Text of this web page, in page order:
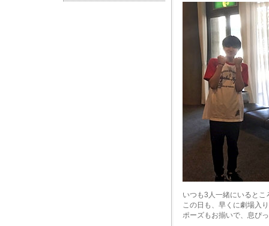
いつも3人一緒にいると
この日も、早くに劇場入
ポーズもお揃いで、息ぴ